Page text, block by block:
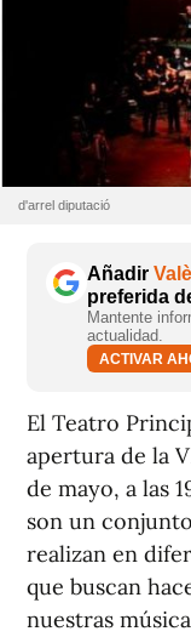
d'arrel diputació
Añadir
preferida
Mantente
actualidad.
ACTIVAR
El Teatro
apertura de la
de mayo, a las
son un
realizan en
que buscan
nuestras